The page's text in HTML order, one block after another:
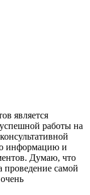
является
работы на
информацию и
Думаю, что
проведение самой